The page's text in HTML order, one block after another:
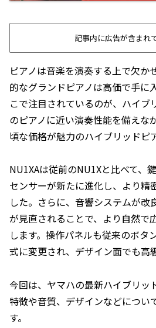
記事内に広告が含まれ
ピアノは音楽を演奏する上で欠か
的なグランドピアノは高価で手に
こで注目されているのが、ハイブ
のピアノに近い演奏性能を備えな
頃な価格が魅力のハイブリッドピ
NU1XAは従前のNU1Xと比べて、
センサーが新たに進化し、より精
した。さらに、音響システムが改
が見直されることで、より自然で
します。操作パネルも従来のボタ
式に変更され、デザイン面でも高
今回は、ヤマハの最新ハイブリッ
特徴や音質、デザインなどについ
す。